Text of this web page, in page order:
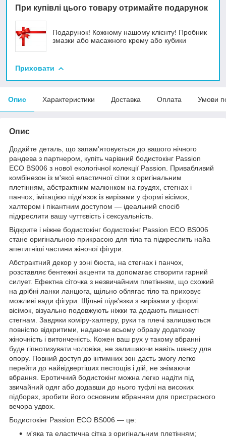
При купівлі цього товару отримайте подарунок
Подарунок! Кожному нашому клієнту! Пробник
змазки або масажного крему або кубики
Приховати
Опис Характеристики Доставка Оплата Умови
Опис
Додайте деталь, що запам'ятовується до вашого нічного
рандева з партнером, купіть чарівний бодистокінг Passion
ECO BS006 з нової екологічної колекції Passion. Привабливий
комбінезон із м'якої еластичної сітки з оригінальним
плетінням, абстрактним малюнком на грудях, стегнах і
панчох, імітацією підв'язок із вирізами у формі вісімок,
халтером і пікантним доступом — ідеальний спосіб
підкреслити вашу чуттєвість і сексуальність.
Відкрите і ніжне бодистокінг бодистокінг Passion ECO BS006
стане оригінальною прикрасою для тіла та підкреслить найа
апетитніші частини жіночої фігури.
Абстрактний декор у зоні бюста, на стегнах і панчох,
розставляє бентежні акценти та допомагає створити гарний
силует. Ефектна сіточка з незвичайним плетінням, що схожий
на дрібні ланки ланцюга, щільно облягає тіло та приховує
можливі вади фігури. Щільні підв'язки з вирізами у формі
вісімок, візуально подовжують ніжки та додають пишності
стегнам. Завдяки коміру-халтеру, руки та плечі залишаються
повністю відкритими, надаючи всьому образу додаткову
жіночність і витонченість. Кожен ваш рух у такому вбранні
буде гіпнотизувати чоловіка, не залишаючи навіть шансу для
опору. Повний доступ до інтимних зон дасть змогу легко
перейти до найвідвертіших пестощів і дій, не знімаючи
вбрання. Еротичний бодистокінг можна легко надіти під
звичайний одяг або додавши до нього туфлі на високих
підборах, зробити його основним вбранням для пристрасного
вечора удвох.
Бодистокінг Passion ECO BS006 — це:
м'яка та еластична сітка з оригінальним плетінням;